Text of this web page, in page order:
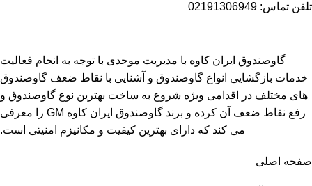
تلفن تماس: 02191306949
گاوصندوق ایران کاوه با مدیریت موحدی با توجه به انجام فعالیت
خدمات بازگشایی انواع گاوصندوق و آشنایی با نقاط ضعف گاوصندوق
های مختلف در اقدامی ویژه شروع به ساخت بهترین نوع گاوصندوق و
رفع نقاط ضعف آن کرده و برند گاوصندوق ایران کاوه GM را معرفی
می کند که دارای بهترین کیفیت و مکانیزم امنیتی است.
صفحه اصلی